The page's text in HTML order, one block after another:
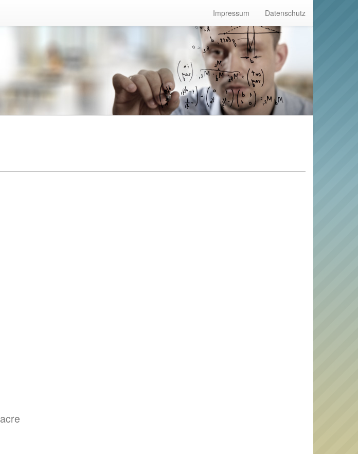
Impressum Datenschutz
acre